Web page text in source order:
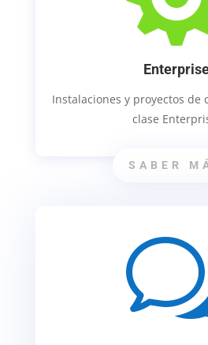
Instalaciones y proyectos de
clase
SABER